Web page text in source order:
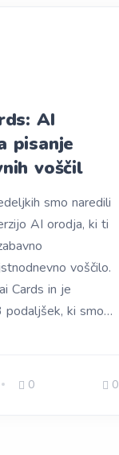
AI
pisanje
voščil
smo naredili
AI orodja, ki ti
voščilo.
Cards in je
podaljšek, ki smo…
0 0